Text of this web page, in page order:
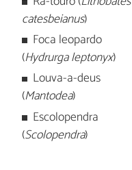
catesbeianus)
Foca leopardo
(Hydrurga leptonyx)
Louva-a-deus
(Mantodea)
Escolopendra
(Scolopendra)